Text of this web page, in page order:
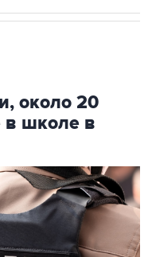
около 20
в школе в